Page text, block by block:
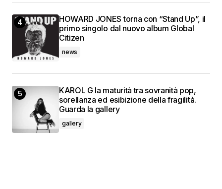
HOWARD JONES torna con “Stand Up”, il
primo singolo dal nuovo album Global
Citizen
news
KAROL G la maturità tra sovranità pop,
sorellanza ed esibizione della fragilità.
Guarda la gallery
gallery